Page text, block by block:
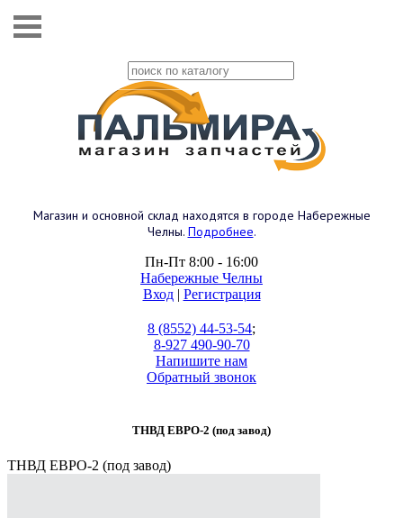
Магазин и основной склад находятся в городе Набережные
Челны. Подробнее.
Пн-Пт 8:00 - 16:00
Набережные Челны
Вход| Регистрация
8 (8552) 44-53-54;
8-927 490-90-70
Напишите нам
Обратный звонок
ТНВД ЕВРО-2 (под завод)
ТНВД ЕВРО-2 (под завод)